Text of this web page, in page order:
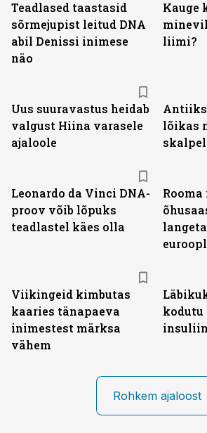
Teadlased taastasid
sõrmejupist leitud DNA
abil Denissi inimese
näo
Kauge
liimi?
Uus suuravastus heidab
valgust Hiina varasele
ajaloole
lõikas
Leonardo da Vinci DNA-
proov võib lõpuks
teadlastel käes olla
Viikingeid kimbutas
kaaries tänapaeva
inimestest märksa
vähem
kodutu
Rohkem ajaloost